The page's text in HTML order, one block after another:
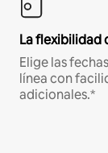
La flexibilidad
Elige las
línea con
adicionales.*